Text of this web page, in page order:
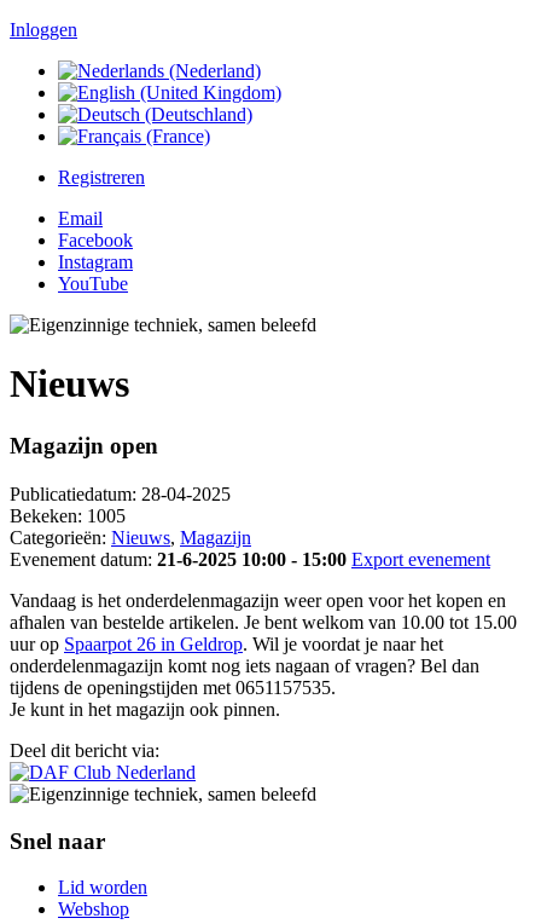
Inloggen
Registreren
Email
Facebook
Instagram
YouTube
Nieuws
Magazijn open
Publicatiedatum: 28-04-2025
Bekeken: 1005
Categorieën: Nieuws, Magazijn
Evenement datum: 21-6-2025 10:00 - 15:00 Export evenement
Vandaag is het onderdelenmagazijn weer open voor het kopen en
afhalen van bestelde artikelen. Je bent welkom van 10.00 tot 15.00
uur op Spaarpot 26 in Geldrop. Wil je voordat je naar het
onderdelenmagazijn komt nog iets nagaan of vragen? Bel dan
tijdens de openingstijden met 0651157535.
Je kunt in het magazijn ook pinnen.
Deel dit bericht via:
Snel naar
Lid worden
Webshop